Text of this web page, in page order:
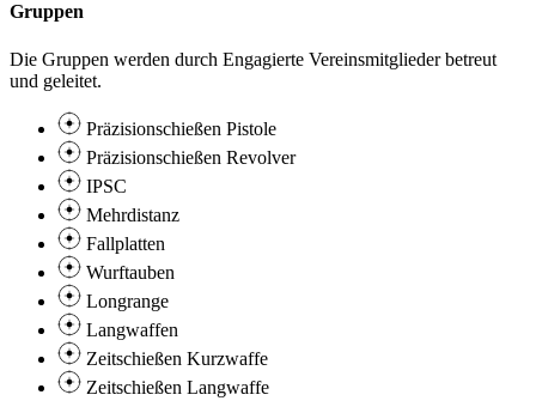
Gruppen
Die Gruppen werden durch Engagierte Vereinsmitglieder betreut
und geleitet.
Präzisionschießen Pistole
Präzisionschießen Revolver
IPSC
Mehrdistanz
Fallplatten
Wurftauben
Longrange
Langwaffen
Zeitschießen Kurzwaffe
Zeitschießen Langwaffe